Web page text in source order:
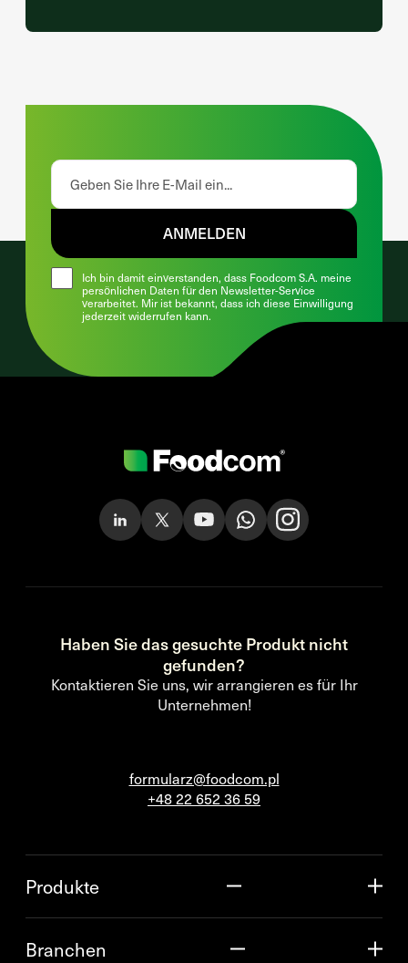
Ich bin damit einverstanden, dass Foodcom S.A. meine
persönlichen Daten für den Newsletter-Service
verarbeitet. Mir ist bekannt, dass ich diese Einwilligung
jederzeit widerrufen kann.
ANMELDEN
Haben Sie das gesuchte Produkt nicht
gefunden?
Kontaktieren Sie uns, wir arrangieren es für Ihr
Unternehmen!
formularz@foodcom.pl
+48 22 652 36 59
Produkte
Branchen